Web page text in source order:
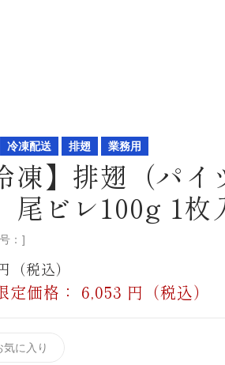
冷凍配送 排翅 業務用
凍】排翅（パイ
尾ビレ100g 1枚
：]
（税込）
定価格： 6,053 円（税込）
気に入り